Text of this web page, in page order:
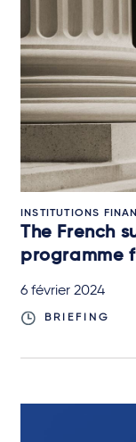
INSTITUTIONS
The French
programme
6 février 2024
BRIEFING